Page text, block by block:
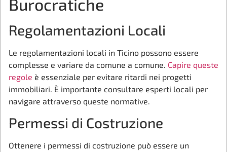
Burocratiche
Regolamentazioni Locali
Le regolamentazioni locali in Ticino possono essere
complesse e variare da comune a comune. Capire queste
regole è essenziale per evitare ritardi nei progetti
immobiliari. È importante consultare esperti locali per
navigare attraverso queste normative.
Permessi di Costruzione
Ottenere i permessi di costruzione può essere un